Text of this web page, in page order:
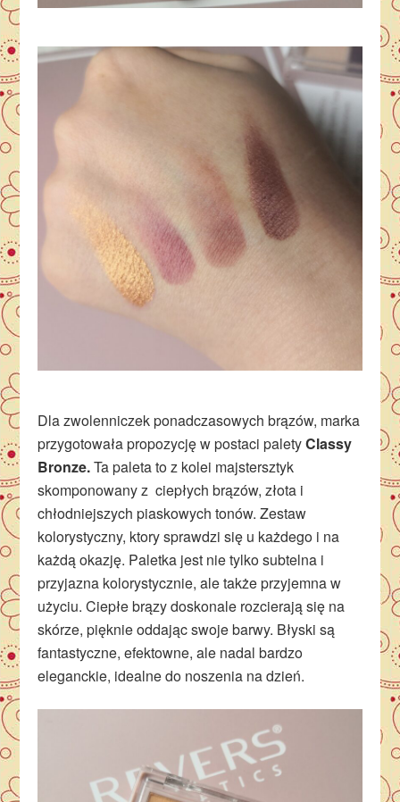
Dla zwolenniczek ponadczasowych brązów, marka
przygotowała propozycję w postaci paletyClassy
Bronze.Ta paleta to z kolei majstersztyk
skomponowany z ciepłych brązów, złota i
chłodniejszych piaskowych tonów. Zestaw
kolorystyczny, ktory sprawdzi się u każdego i na
każdą okazję. Paletka jest nie tylko subtelna i
przyjazna kolorystycznie, ale także przyjemna w
użyciu. Ciepłe brązy doskonale rozcierają się na
skórze, pięknie oddając swoje barwy. Błyski są
fantastyczne, efektowne, ale nadal bardzo
eleganckie, idealne do noszenia na dzień.